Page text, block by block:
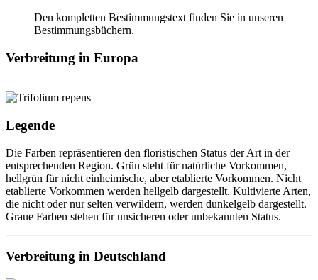
Den kompletten Bestimmungstext finden Sie in unseren
Bestimmungsbüchern.
Verbreitung in Europa
Legende
Die Farben repräsentieren den floristischen Status der Art in der
entsprechenden Region. Grün steht für natürliche Vorkommen,
hellgrün für nicht einheimische, aber etablierte Vorkommen. Nicht
etablierte Vorkommen werden hellgelb dargestellt. Kultivierte Arten,
die nicht oder nur selten verwildern, werden dunkelgelb dargestellt.
Graue Farben stehen für unsicheren oder unbekannten Status.
Verbreitung in Deutschland